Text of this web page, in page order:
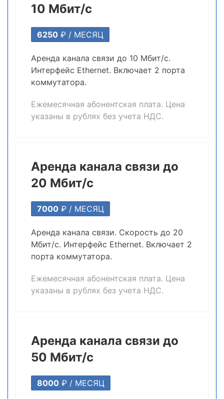
10 Мбит/с
6250 ₽ / МЕСЯЦ
Аренда канала связи до 10 Мбит/c.
Интерфейс Ethernet. Включает 2 порта
коммутатора.
Ежемесячная абонентская плата. Цена
указаны в рублях без учета НДС.
Аренда канала связи до
20 Мбит/с
7000 ₽ / МЕСЯЦ
Аренда канала связи. Скорость до 20
Мбит/c. Интерфейс Ethernet. Включает 2
порта коммутатора.
Ежемесячная абонентская плата. Цена
указаны в рублях без учета НДС.
Аренда канала связи до
50 Мбит/с
8000 ₽ / МЕСЯЦ